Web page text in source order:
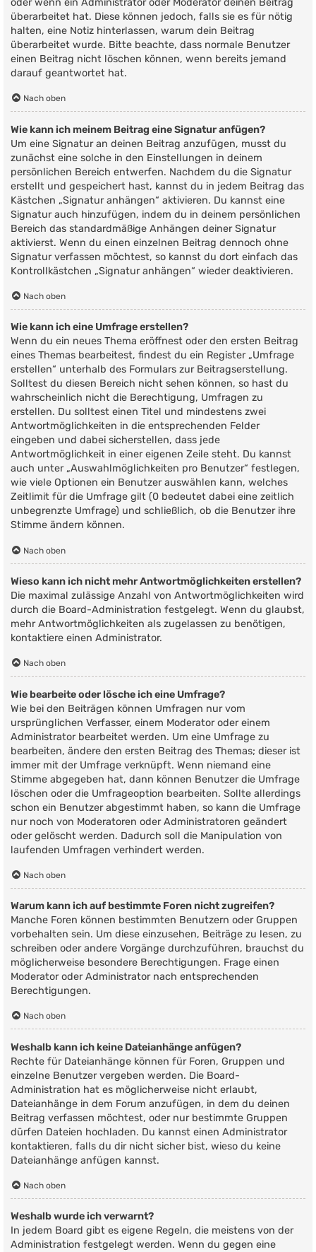
oder wenn ein Administrator oder Moderator deinen Beitrag
überarbeitet hat. Diese können jedoch, falls sie es für nötig
halten, eine Notiz hinterlassen, warum dein Beitrag
überarbeitet wurde. Bitte beachte, dass normale Benutzer
einen Beitrag nicht löschen können, wenn bereits jemand
darauf geantwortet hat.
Nach oben
Wie kann ich meinem Beitrag eine Signatur anfügen?
Um eine Signatur an deinen Beitrag anzufügen, musst du
zunächst eine solche in den Einstellungen in deinem
persönlichen Bereich entwerfen. Nachdem du die Signatur
erstellt und gespeichert hast, kannst du in jedem Beitrag das
Kästchen „Signatur anhängen“ aktivieren. Du kannst eine
Signatur auch hinzufügen, indem du in deinem persönlichen
Bereich das standardmäßige Anhängen deiner Signatur
aktivierst. Wenn du einen einzelnen Beitrag dennoch ohne
Signatur verfassen möchtest, so kannst du dort einfach das
Kontrollkästchen „Signatur anhängen“ wieder deaktivieren.
Nach oben
Wie kann ich eine Umfrage erstellen?
Wenn du ein neues Thema eröffnest oder den ersten Beitrag
eines Themas bearbeitest, findest du ein Register „Umfrage
erstellen“ unterhalb des Formulars zur Beitragserstellung.
Solltest du diesen Bereich nicht sehen können, so hast du
wahrscheinlich nicht die Berechtigung, Umfragen zu
erstellen. Du solltest einen Titel und mindestens zwei
Antwortmöglichkeiten in die entsprechenden Felder
eingeben und dabei sicherstellen, dass jede
Antwortmöglichkeit in einer eigenen Zeile steht. Du kannst
auch unter „Auswahlmöglichkeiten pro Benutzer“ festlegen,
wie viele Optionen ein Benutzer auswählen kann, welches
Zeitlimit für die Umfrage gilt (0 bedeutet dabei eine zeitlich
unbegrenzte Umfrage) und schließlich, ob die Benutzer ihre
Stimme ändern können.
Nach oben
Wieso kann ich nicht mehr Antwortmöglichkeiten erstellen?
Die maximal zulässige Anzahl von Antwortmöglichkeiten wird
durch die Board-Administration festgelegt. Wenn du glaubst,
mehr Antwortmöglichkeiten als zugelassen zu benötigen,
kontaktiere einen Administrator.
Nach oben
Wie bearbeite oder lösche ich eine Umfrage?
Wie bei den Beiträgen können Umfragen nur vom
ursprünglichen Verfasser, einem Moderator oder einem
Administrator bearbeitet werden. Um eine Umfrage zu
bearbeiten, ändere den ersten Beitrag des Themas; dieser ist
immer mit der Umfrage verknüpft. Wenn niemand eine
Stimme abgegeben hat, dann können Benutzer die Umfrage
löschen oder die Umfrageoption bearbeiten. Sollte allerdings
schon ein Benutzer abgestimmt haben, so kann die Umfrage
nur noch von Moderatoren oder Administratoren geändert
oder gelöscht werden. Dadurch soll die Manipulation von
laufenden Umfragen verhindert werden.
Nach oben
Warum kann ich auf bestimmte Foren nicht zugreifen?
Manche Foren können bestimmten Benutzern oder Gruppen
vorbehalten sein. Um diese einzusehen, Beiträge zu lesen, zu
schreiben oder andere Vorgänge durchzuführen, brauchst du
möglicherweise besondere Berechtigungen. Frage einen
Moderator oder Administrator nach entsprechenden
Berechtigungen.
Nach oben
Weshalb kann ich keine Dateianhänge anfügen?
Rechte für Dateianhänge können für Foren, Gruppen und
einzelne Benutzer vergeben werden. Die Board-
Administration hat es möglicherweise nicht erlaubt,
Dateianhänge in dem Forum anzufügen, in dem du deinen
Beitrag verfassen möchtest, oder nur bestimmte Gruppen
dürfen Dateien hochladen. Du kannst einen Administrator
kontaktieren, falls du dir nicht sicher bist, wieso du keine
Dateianhänge anfügen kannst.
Nach oben
Weshalb wurde ich verwarnt?
In jedem Board gibt es eigene Regeln, die meistens von der
Administration festgelegt werden. Wenn du gegen eine